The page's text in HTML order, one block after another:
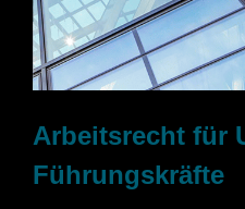
Arbeitsrecht für
Führungskräfte